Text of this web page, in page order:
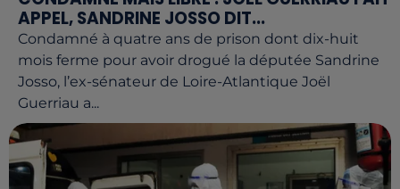
APPEL, SANDRINE JOSSO DIT...
Condamné à quatre ans de prison dont dix-huit
mois ferme pour avoir drogué la députée Sandrine
Josso, l’ex-sénateur de Loire-Atlantique Joël
Guerriau a...